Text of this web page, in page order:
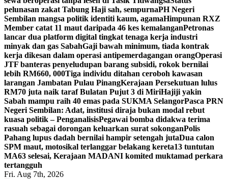
pelunasan zakat Tabung Haji sah, sempurnaPH Negeri
Sembilan mangsa politik identiti kaum, agamaHimpunan RXZ
Member catat 11 maut daripada 46 kes kemalanganPetronas
lancar dua platform digital tingkat tenaga kerja industri
minyak dan gas SabahGaji bawah minimum, tiada kontrak
kerja dikesan dalam operasi antipemerdagangan orangOperasi
JTF banteras penyeludupan barang subsidi, rokok bernilai
lebih RM660, 000Tiga individu ditahan ceroboh kawasan
larangan Jambatan Pulau PinangKerajaan Persekutuan lulus
RM70 juta naik taraf Bulatan Pujut 3 di MiriHajiji yakin
Sabah mampu raih 40 emas pada SUKMA SelangorPasca PRN
Negeri Sembilan: Adat, institusi diraja bukan modal rebut
kuasa politik – PenganalisisPegawai bomba didakwa terima
rasuah sebagai dorongan keluarkan surat sokonganPolis
Pahang lupus dadah bernilai hampir setengah jutaDua calon
SPM maut, motosikal terlanggar belakang kereta13 tuntutan
MA63 selesai, Kerajaan MADANI komited muktamad perkara
tertangguh
Fri. Aug 7th, 2026